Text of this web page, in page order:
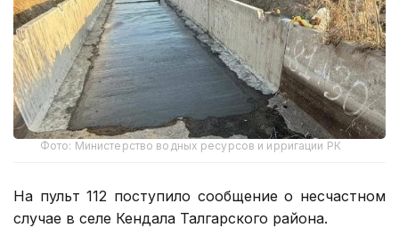
Фото: Министерство водных ресурсов и ирригации РК
На пульт 112 поступило сообщение о несчастном
случае в селе Кендала Талгарского района.